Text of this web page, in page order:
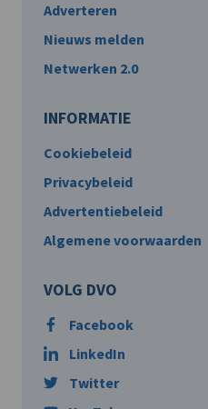
Adverteren
Nieuws melden
Netwerken 2.0
INFORMATIE
Cookiebeleid
Privacybeleid
Advertentiebeleid
Algemene voorwaarden
VOLG DVO
Facebook
LinkedIn
Twitter